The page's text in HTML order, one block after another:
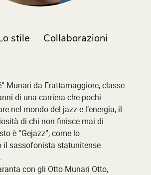
stile Collaborazioni
Munari da Frattamaggiore, classe
di una carriera che pochi
nel mondo del jazz e l’energia, il
di chi non finisce mai di
è “Gejazz”, come lo
il sassofonista statunitense
con gli Otto Munari Otto,